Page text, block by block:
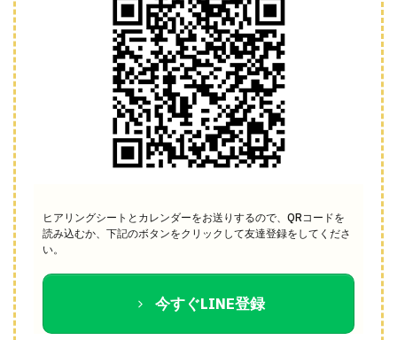
ヒアリングシートとカレンダーをお送りするので、QRコードを
読み込むか、下記のボタンをクリックして友達登録をしてくださ
い。
今すぐLINE登録